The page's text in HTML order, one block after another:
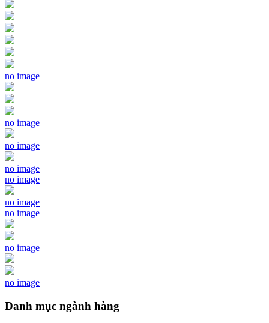
no image
no image
no image
no image
no image
no image
no image
no image
no image
Danh mục ngành hàng